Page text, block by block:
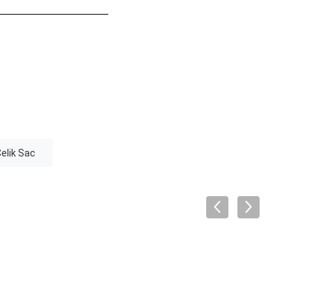
Sac